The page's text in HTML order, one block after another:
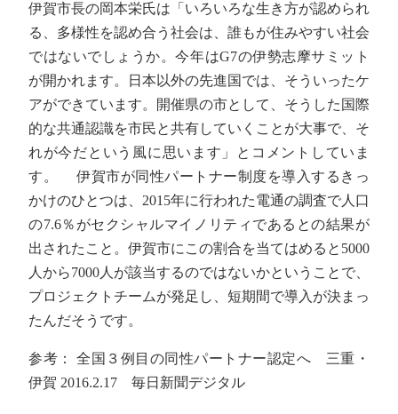
伊賀市長の岡本栄氏は「いろいろな生き方が認められ
る、多様性を認め合う社会は、誰もが住みやすい社会
ではないでしょうか。今年はG7の伊勢志摩サミット
が開かれます。日本以外の先進国では、そういったケ
アができています。開催県の市として、そうした国際
的な共通認識を市民と共有していくことが大事で、そ
れが今だという風に思います」とコメントしていま
す。 伊賀市が同性パートナー制度を導入するきっ
かけのひとつは、2015年に行われた電通の調査で人口
の7.6％がセクシャルマイノリティであるとの結果が
出されたこと。伊賀市にこの割合を当てはめると5000
人から7000人が該当するのではないかということで、
プロジェクトチームが発足し、短期間で導入が決まっ
たんだそうです。
参考： 全国３例目の同性パートナー認定へ 三重・
伊賀 2016.2.17 毎日新聞デジタル